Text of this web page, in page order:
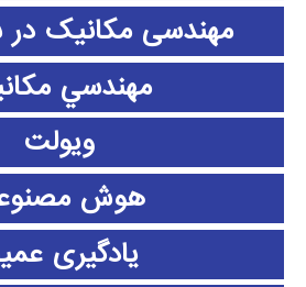
مهندسی مکانیک در
مهندسي
ویولت
هوش
یادگیری